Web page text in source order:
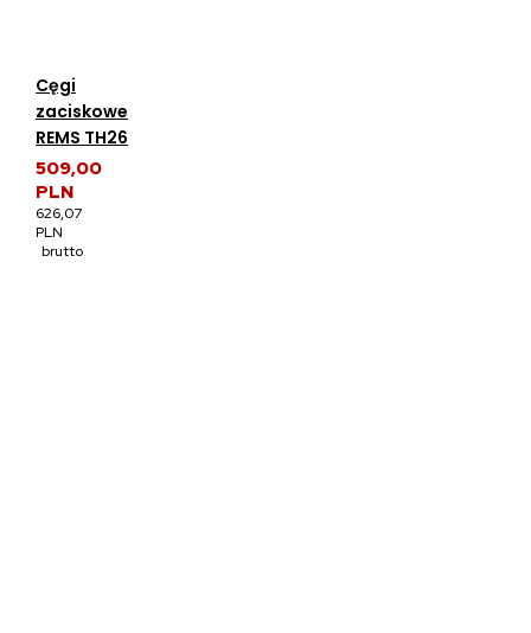
Cęgi
zaciskowe
REMS TH26
509,00
PLN
626,07
PLN